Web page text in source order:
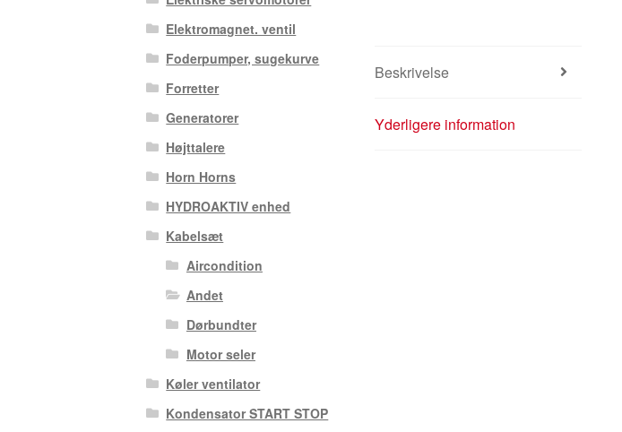
Beskrivelse
Yderligere information
Elektromagnet. ventil
Foderpumper, sugekurve
Forretter
Generatorer
Højttalere
Horn Horns
HYDROAKTIV enhed
Kabelsæt
Aircondition
Andet
Dørbundter
Motor seler
Køler ventilator
Kondensator START STOP